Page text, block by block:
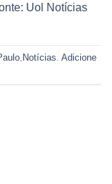
Uol Notícias
, Notícias Adicione